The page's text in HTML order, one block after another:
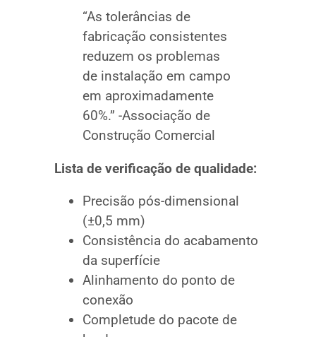
“As tolerâncias de
fabricação consistentes
reduzem os problemas
de instalação em campo
em aproximadamente
60%.” -Associação de
Construção Comercial
Lista de verificação de qualidade:
Precisão pós-dimensional
(±0,5 mm)
Consistência do acabamento
da superfície
Alinhamento do ponto de
conexão
Completude do pacote de